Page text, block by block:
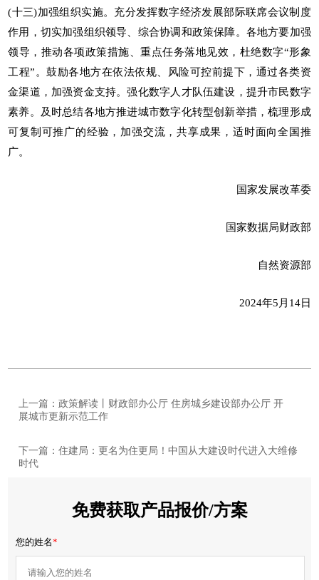
(十三)加强组织实施。充分发挥数字经济发展部际联席会议制度
作用，切实加强组织领导、综合协调和政策保障。各地方要加强
领导，推动各项政策措施、重点任务落地见效，杜绝数字“形象
工程”。鼓励各地方在依法依规、风险可控前提下，通过各类资
金渠道，加强资金支持。强化数字人才队伍建设，提升市民数字
素养。及时总结各地方推进城市数字化转型创新举措，梳理形成
可复制可推广的经验，加强交流，共享成果，适时面向全国推
广。
国家发展改革委
国家数据局财政部
自然资源部
2024年5月14日
上一篇：政策解读丨财政部办公厅 住房城乡建设部办公厅 开
展城市更新示范工作
下一篇：住建局：更名为住更局！中国从大建设时代进入大维修
时代
免费获取产品报价/方案
您的姓名*